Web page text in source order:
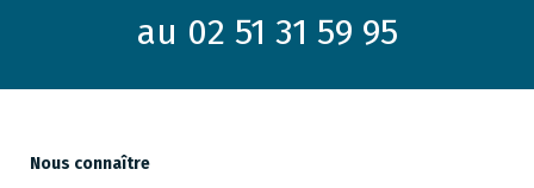
au 02 51 31 59 95
Nous connaître